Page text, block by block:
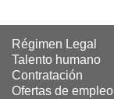
Régimen Legal
Talento humano
Contratación
Ofertas de empleo